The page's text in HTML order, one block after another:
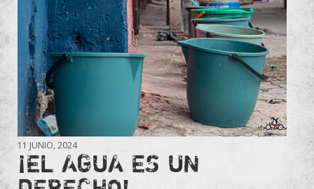
11 JUNIO, 2024
¡EL AGUA ES UN